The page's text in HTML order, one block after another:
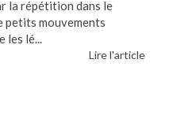
la répétition dans le
petits mouvements
les lé...
Lire l'article